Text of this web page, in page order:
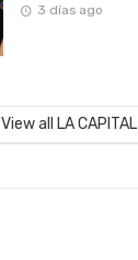
3 días ago
View all LA CAPITAL